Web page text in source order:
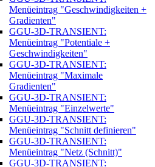
Menüeintrag "Geschwindigkeiten +
Gradienten"
GGU-3D-TRANSIENT:
Menüeintrag "Potentiale +
Geschwindigkeiten"
GGU-3D-TRANSIENT:
Menüeintrag "Maximale
Gradienten"
GGU-3D-TRANSIENT:
Menüeintrag "Einzelwerte"
GGU-3D-TRANSIENT:
Menüeintrag "Schnitt definieren"
GGU-3D-TRANSIENT:
Menüeintrag "Netz (Schnitt)"
GGU-3D-TRANSIENT: